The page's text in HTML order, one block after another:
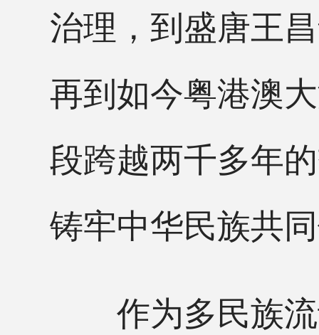
治理，到盛唐王
再到如今粤港澳
段跨越两千多年
铸牢中华民族共
作为多民族流